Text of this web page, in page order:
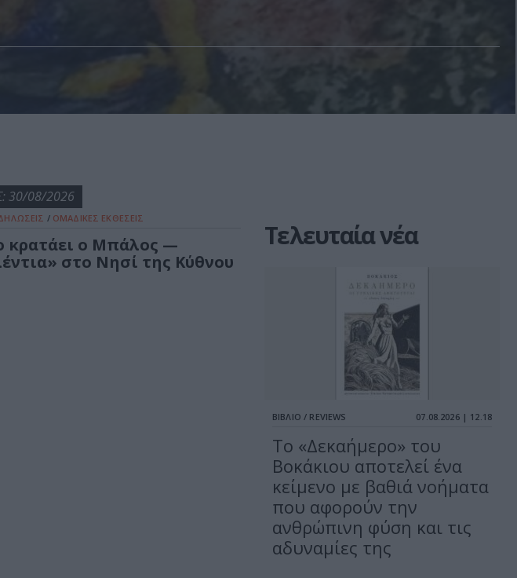
30/08/2026
/ ΟΜΑΔΙΚΕΣ ΕΚΘΕΣΕΙΣ
κρατάει ο Μπάλος —
στο Νησί της Κύθνου
Τελευταία νέα
ΒΙΒΛΙΟ / REVIEWS 07.08.2026 | 12.18
Το «Δεκαήμερο» του
Βοκάκιου αποτελεί ένα
κείμενο με βαθιά νοήματα
που αφορούν την
ανθρώπινη φύση και τις
αδυναμίες της